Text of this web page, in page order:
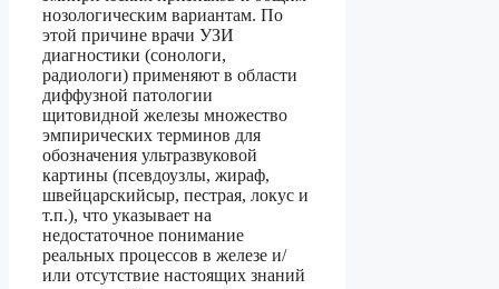
нозологическим вариантам. По
этой причине врачи УЗИ
диагностики (сонологи,
радиологи) применяют в области
диффузной патологии
щитовидной железы множество
эмпирических терминов для
обозначения ультразвуковой
картины (псевдоузлы, жираф,
швейцарскийсыр, пестрая, локус и
т.п.), что указывает на
недостаточное понимание
реальных процессов в железе и/
или отсутствие настоящих знаний